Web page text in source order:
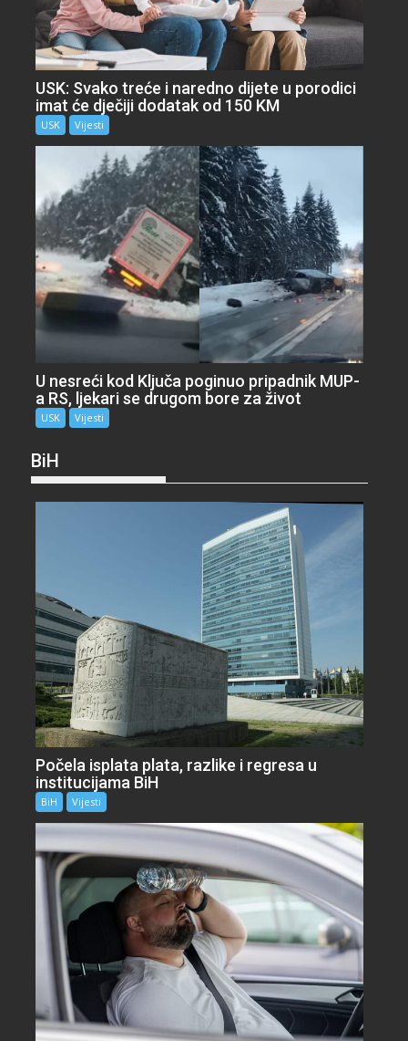
USK: Svako treće i naredno dijete u porodici
imat će dječiji dodatak od 150 KM
USK Vijesti
U nesreći kod Ključa poginuo pripadnik MUP-
a RS, ljekari se drugom bore za život
USK Vijesti
BiH
Počela isplata plata, razlike i regresa u
institucijama BiH
BiH Vijesti